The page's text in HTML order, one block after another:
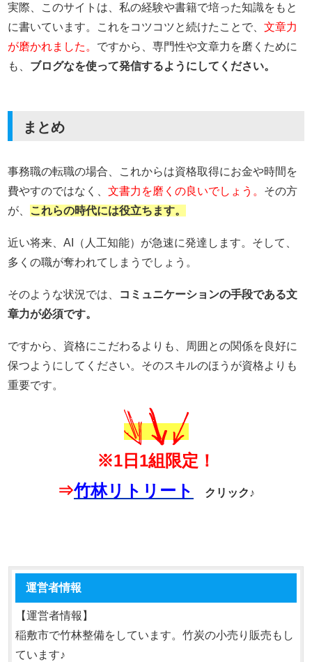
実際、このサイトは、私の経験や書籍で培った知識をもと
に書いています。これをコツコツと続けたことで、文章力
が磨かれました。 ですから、専門性や文章力を磨くために
も、 ブログなを使って発信するようにしてください。
まとめ
事務職の転職の場合、これからは資格取得にお金や時間を
費やすのではなく、文書力を磨くの良いでしょう 。 その方
が、
これらの時代には役立ちます。
近い将来、AI（人工知能）が急速に発達します。そして、
多くの職が奪われてしまうでしょう。
そのような状況では、
コミュニケーションの手段である文
章力が必須です。
ですから、資格にこだわるよりも、周囲との関係を良好に
保つようにしてください。そのスキルのほうが資格よりも
重要です。
※1日1組限定！
⇒竹林リトリート クリック♪
運営者情報
【運営者情報】
稲敷市で竹林整備をしています。竹炭の小売り販売もし
ています♪